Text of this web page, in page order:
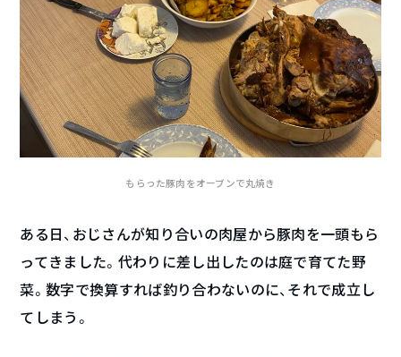
もらった豚肉をオーブンで丸焼き
ある日、おじさんが知り合いの肉屋から豚肉を一頭もら
ってきました。代わりに差し出したのは庭で育てた野
菜。数字で換算すれば釣り合わないのに、それで成立し
てしまう。